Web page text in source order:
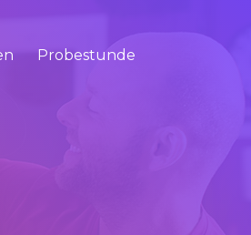
Probestunde